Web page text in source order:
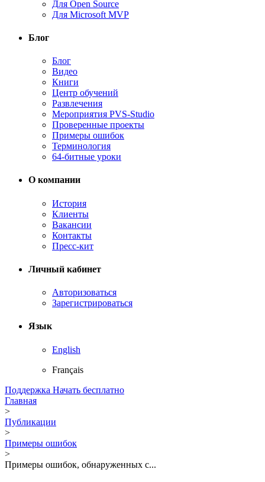
Для Open Source
Для Microsoft MVP
Блог
Блог
Видео
Книги
Центр обучений
Развлечения
Мероприятия PVS-Studio
Проверенные проекты
Примеры ошибок
Терминология
64-битные уроки
О компании
История
Клиенты
Вакансии
Контакты
Пресс-кит
Личный кабинет
Авторизоваться
Зарегистрироваться
Язык
English
Français
Поддержка Начать бесплатно
Главная
>
Публикации
>
Примеры ошибок
>
Примеры ошибок, обнаруженных с...